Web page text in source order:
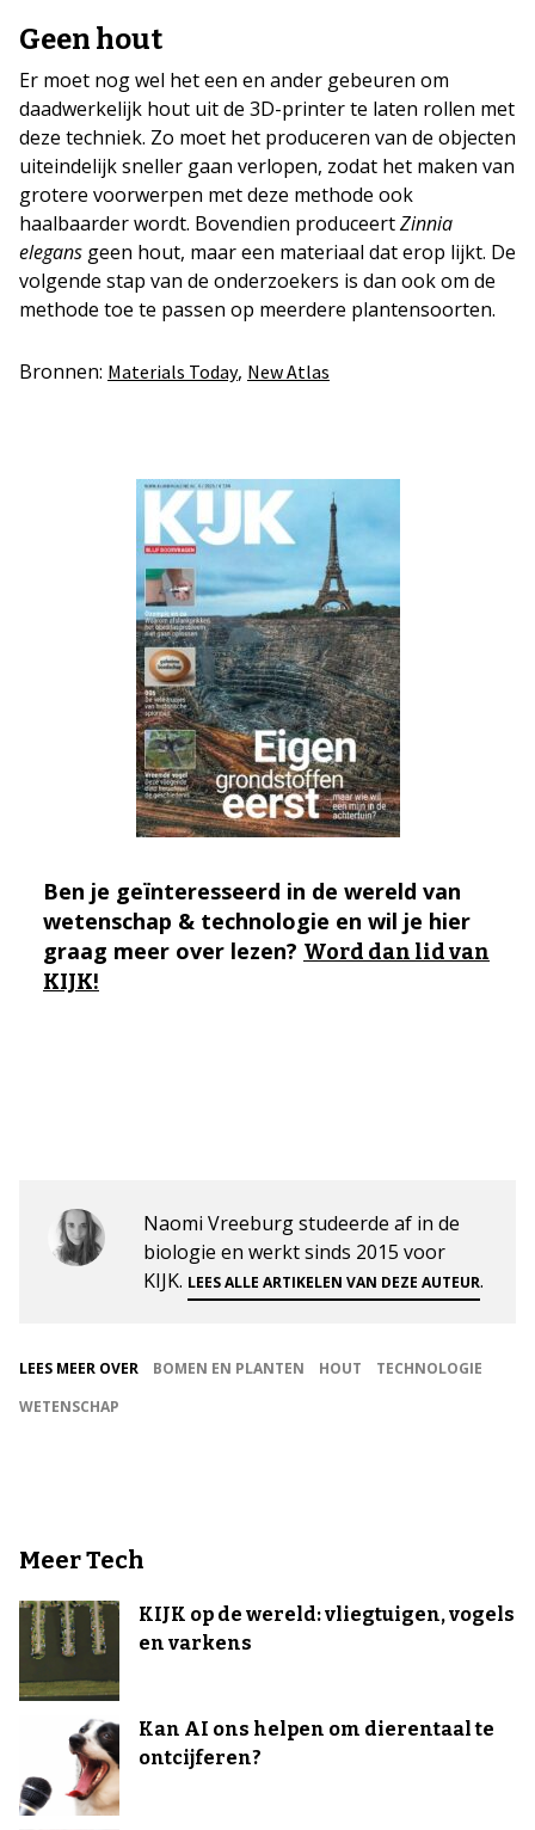
Geen hout
Er moet nog wel het een en ander gebeuren om
daadwerkelijk hout uit de 3D-printer te laten rollen met
deze techniek. Zo moet het produceren van de objecten
uiteindelijk sneller gaan verlopen, zodat het maken van
grotere voorwerpen met deze methode ook
haalbaarder wordt. Bovendien produceertZinnia
elegans geen hout, maar een materiaal dat erop lijkt. De
volgende stap van de onderzoekers is dan ook om de
methode toe te passen op meerdere plantensoorten.
Bronnen: Materials Today, New Atlas
Ben je geïnteresseerd in de wereld van
wetenschap & technologie en wil je hier
graag meer over lezen? Word dan lid van
KIJK!
Naomi Vreeburg studeerde af in de
biologie en werkt sinds 2015 voor
KIJK. LEES ALLE ARTIKELEN VAN DEZE AUTEUR.
LEES MEER OVER BOMEN EN PLANTEN HOUT
TECHNOLOGIE
WETENSCHAP
Meer Tech
KIJK op de wereld: vliegtuigen, vogels
en varkens
Kan AI ons helpen om dierentaal te
ontcijferen?